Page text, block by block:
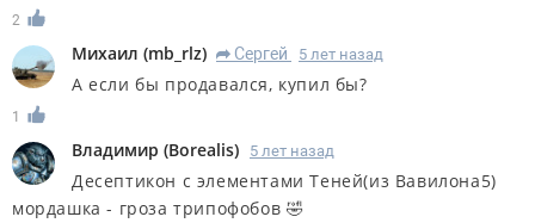
2
Михаил (mb_rlz) R Сергей 5 лет назад
А если бы продавался, купил бы?
1
Владимир (Borealis) 5 лет назад
Десептикон с элементами Теней(из Вавилона5)
мордашка - гроза трипофобов 🤣